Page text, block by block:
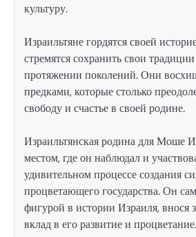
культуру.
Израильтяне гордятся своей
стремятся сохранить свои
протяжении поколений. Они
предками, которые столько
свободу и счастье в своей родине.
Израильтянская родина для Моше
местом, где он наблюдал и
удивительном процессе создания
процветающего государства. Он
фигурой в истории Израиля, внося
вклад в его развитие и процветание.